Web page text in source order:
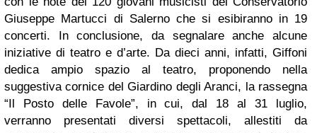
Giuseppe Martucci di Salerno che si esibiranno in 19
concerti. In conclusione, da segnalare anche alcune
iniziative di teatro e d’arte. Da dieci anni, infatti, Giffoni
dedica ampio spazio al teatro, proponendo nella
suggestiva cornice del Giardino degli Aranci, la rassegna
“Il Posto delle Favole”, in cui, dal 18 al 31 luglio,
verranno presentati diversi spettacoli, allestiti da